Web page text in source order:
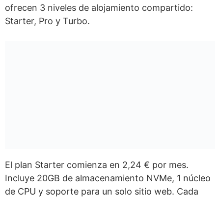
Hostgator
ofrecen 3 niveles de alojamiento compartido:
Starter, Pro y Turbo.
El plan Starter comienza en 2,24 € por mes.
Incluye 20GB de almacenamiento NVMe, 1 núcleo
de CPU y soporte para un solo sitio web. Cada